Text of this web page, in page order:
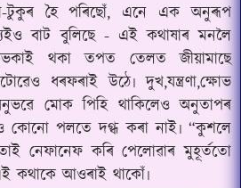
টুকুৰ হৈ পৰিছোঁ, এনে এক অনুৰূপ
বাট বুলিছে - এই কথাষাৰ মনলৈ
থকা তপত তেলত জীয়ামাছে
ধৰফৰাই উঠে৷ দুখ,যন্ত্ৰণা,ক্ষোভ
মোক পিহি থাকিলেও অনুতাপৰ
কোনো পলতে দগ্ধ কৰা নাই৷ “কুশলে
নেফানেফ কৰি পেলোৱাৰ মুহূৰ্ততো
কথাকে আওৰাই থাকোঁ৷